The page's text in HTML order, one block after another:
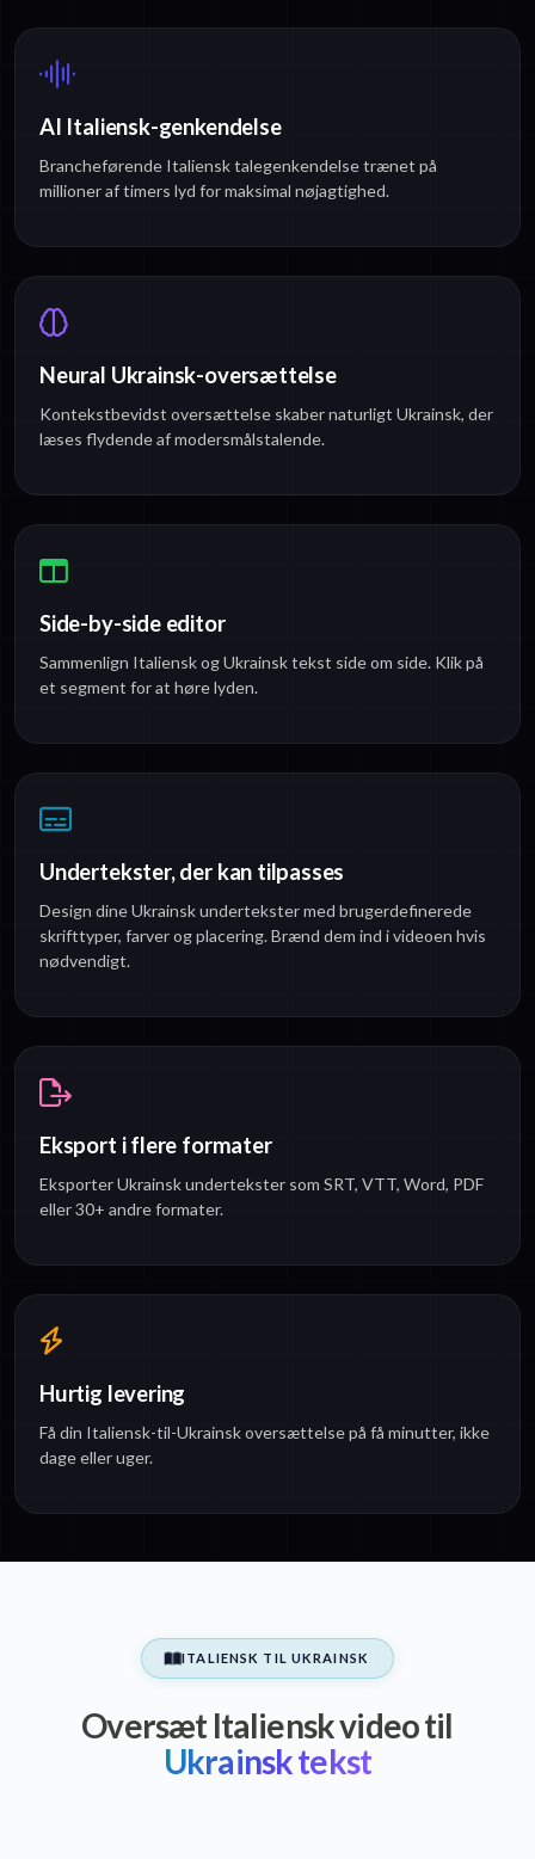
AI Italiensk-genkendelse
Brancheførende Italiensk talegenkendelse trænet på
millioner af timers lyd for maksimal nøjagtighed.
Neural Ukrainsk-oversættelse
Kontekstbevidst oversættelse skaber naturligt Ukrainsk, der
læses flydende af modersmålstalende.
Side-by-side editor
Sammenlign Italiensk og Ukrainsk tekst side om side. Klik på
et segment for at høre lyden.
Undertekster, der kan tilpasses
Design dine Ukrainsk undertekster med brugerdefinerede
skrifttyper, farver og placering. Brænd dem ind i videoen hvis
nødvendigt.
Eksport i flere formater
Eksporter Ukrainsk undertekster som SRT, VTT, Word, PDF
eller 30+ andre formater.
Hurtig levering
Få din Italiensk-til-Ukrainsk oversættelse på få minutter, ikke
dage eller uger.
ITALIENSK TIL UKRAINSK
Oversæt Italiensk video til
Ukrainsk tekst